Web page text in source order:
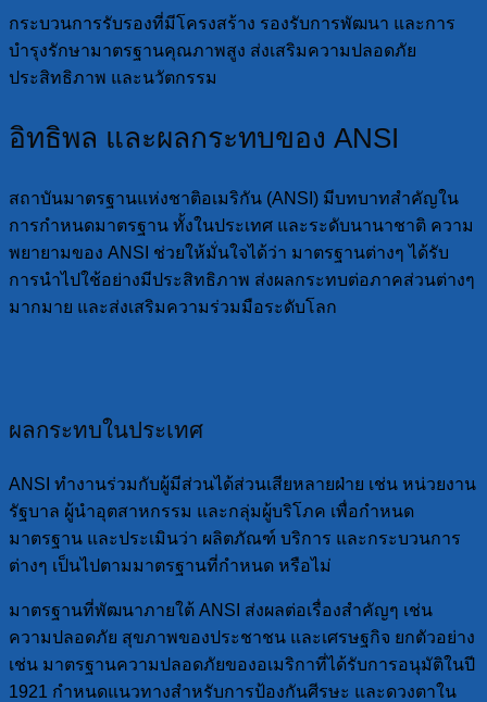
กระบวนการรับรองที่มีโครงสร้าง รองรับการพัฒนา และการ
บำรุงรักษามาตรฐานคุณภาพสูง ส่งเสริมความปลอดภัย
ประสิทธิภาพ และนวัตกรรม
อิทธิพล และผลกระทบของ ANSI
สถาบันมาตรฐานแห่งชาติอเมริกัน (ANSI) มีบทบาทสำคัญใน
การกำหนดมาตรฐาน ทั้งในประเทศ และระดับนานาชาติ ความ
พยายามของ ANSI ช่วยให้มั่นใจได้ว่า มาตรฐานต่างๆ ได้รับ
การนำไปใช้อย่างมีประสิทธิภาพ ส่งผลกระทบต่อภาคส่วนต่างๆ
มากมาย และส่งเสริมความร่วมมือระดับโลก
ผลกระทบในประเทศ
ANSI ทำงานร่วมกับผู้มีส่วนได้ส่วนเสียหลายฝ่าย เช่น หน่วยงาน
รัฐบาล ผู้นำอุตสาหกรรม และกลุ่มผู้บริโภค เพื่อกำหนด
มาตรฐาน และประเมินว่า ผลิตภัณฑ์ บริการ และกระบวนการ
ต่างๆ เป็นไปตามมาตรฐานที่กำหนด หรือไม่
มาตรฐานที่พัฒนาภายใต้ ANSI ส่งผลต่อเรื่องสำคัญๆ เช่น
ความปลอดภัย สุขภาพของประชาชน และเศรษฐกิจ ยกตัวอย่าง
เช่น มาตรฐานความปลอดภัยของอเมริกาที่ได้รับการอนุมัติในปี
1921 กำหนดแนวทางสำหรับการป้องกันศีรษะ และดวงตาใน